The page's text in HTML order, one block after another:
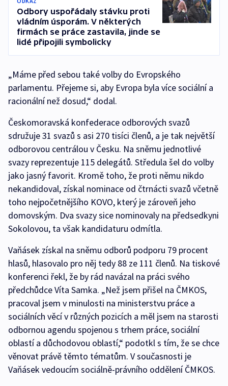
Odbory uspořádaly stávku proti
vládním úsporám. V některých
firmách se práce zastavila, jinde se
lidé připojili symbolicky
„Máme před sebou také volby do Evropského
parlamentu. Přejeme si, aby Evropa byla více sociální a
racionální než dosud,“ dodal.
Českomoravská konfederace odborových svazů
sdružuje 31 svazů s asi 270 tisíci členů, a je tak největší
odborovou centrálou v Česku. Na sněmu jednotlivé
svazy reprezentuje 115 delegátů. Středula šel do volby
jako jasný favorit. Kromě toho, že proti němu nikdo
nekandidoval, získal nominace od čtrnácti svazů včetně
toho nejpočetnějšího KOVO, který je zároveň jeho
domovským. Dva svazy sice nominovaly na předsedkyni
Sokolovou, ta však kandidaturu odmítla.
Vaňásek získal na sněmu odborů podporu 79 procent
hlasů, hlasovalo pro něj tedy 88 ze 111 členů. Na tiskové
konferenci řekl, že by rád navázal na práci svého
předchůdce Víta Samka. „Než jsem přišel na ČMKOS,
pracoval jsem v minulosti na ministerstvu práce a
sociálních věcí v různých pozicích a měl jsem na starosti
odbornou agendu spojenou s trhem práce, sociální
oblastí a důchodovou oblastí,“ podotkl s tím, že se chce
věnovat právě těmto tématům. V současnosti je
Vaňásek vedoucím sociálně-právního oddělení ČMKOS.